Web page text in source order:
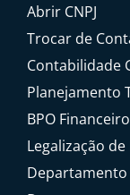
Abrir CNPJ
Trocar de
Contabilidade
Planejamento
BPO Financeiro
Legalização
Departamento